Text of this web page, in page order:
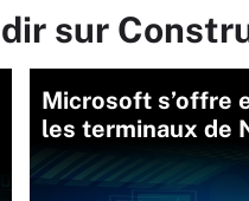
sur
Microsoft s’offre
les terminaux de